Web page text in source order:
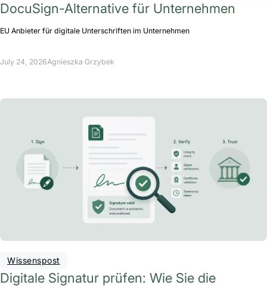
DocuSign-Alternative für Unternehmen
EU Anbieter für digitale Unterschriften im Unternehmen
July 24, 2026Agnieszka Grzybek
Wissenspost
Digitale Signatur prüfen: Wie Sie die